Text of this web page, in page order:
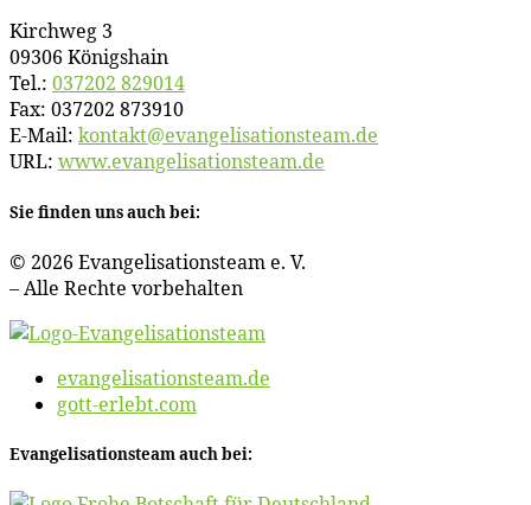
Kirch­weg 3
09306 Königshain
Tel.: 037202 829014
Fax: 037202 873910
E‑Mail: kontakt@​evangelisationsteam.​de
URL: www​.evan​ge​li​sa​ti​ons​team​.de
Sie fin­den uns auch bei:
© 2026 Evan­ge­li­sa­ti­ons­team e. V.
– Al­le Rech­te vorbehalten
evangelisationsteam.de
gott-erlebt.com
Evan­ge­li­sa­ti­ons­team auch bei: